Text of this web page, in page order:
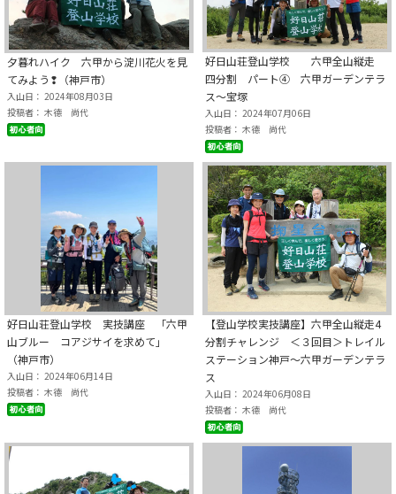
夕暮れハイク 六甲から淀川花火を見
てみよう❢（神戸市）
入山日： 2024年08月03日
投稿者： 木德 尚代
好日山荘登山学校 六甲全山縦走
四分割 パート④ 六甲ガーデンテラ
ス～宝塚
入山日： 2024年07月06日
投稿者： 木德 尚代
好日山荘登山学校 実技講座 「六甲
山ブルー コアジサイを求めて」
（神戸市）
入山日： 2024年06月14日
投稿者： 木德 尚代
【登山学校実技講座】六甲全山縦走4
分割チャレンジ ＜３回目＞トレイル
ステーション神戸～六甲ガーデンテラ
ス
入山日： 2024年06月08日
投稿者： 木德 尚代